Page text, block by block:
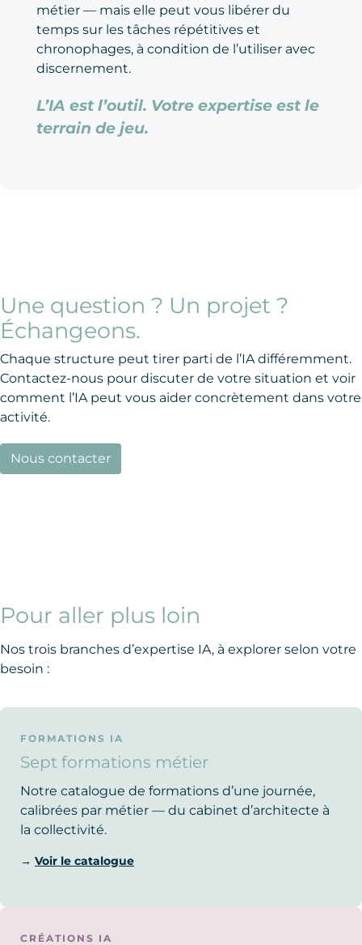
métier — mais elle peut vous libérer du
temps sur les tâches répétitives et
chronophages, à condition de l’utiliser avec
discernement.
L’IA est l’outil. Votre expertise est le
terrain de jeu.
Une question ? Un projet ?
Échangeons.
Chaque structure peut tirer parti de l’IA différemment.
Contactez-nous pour discuter de votre situation et voir
comment l’IA peut vous aider concrètement dans votre
activité.
Nous contacter
Pour aller plus loin
Nos trois branches d’expertise IA, à explorer selon votre
besoin :
FORMATIONS IA
Sept formations métier
Notre catalogue de formations d’une journée,
calibrées par métier — du cabinet d’architecte à
la collectivité.
→ Voir le catalogue
CRÉATIONS IA